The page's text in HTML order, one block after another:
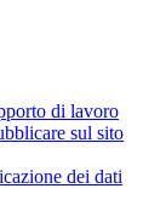
di lavoro
sul sito
dei dati